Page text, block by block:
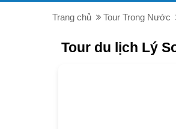
Trang chủ Tour Trong Nước
Tour du lịch Lý